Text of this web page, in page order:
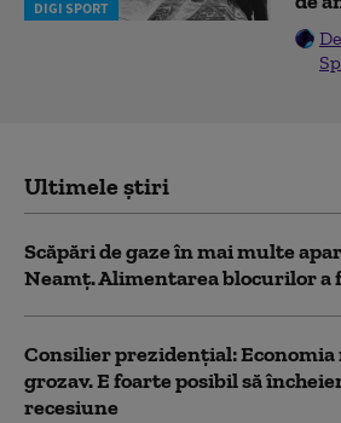
DIGI SPORT
Ultimele știri
Scăpări de gaze în mai multe
Neamț. Alimentarea blocurilor a
Consilier prezidenţial:
grozav. E foarte posibil să
recesiune